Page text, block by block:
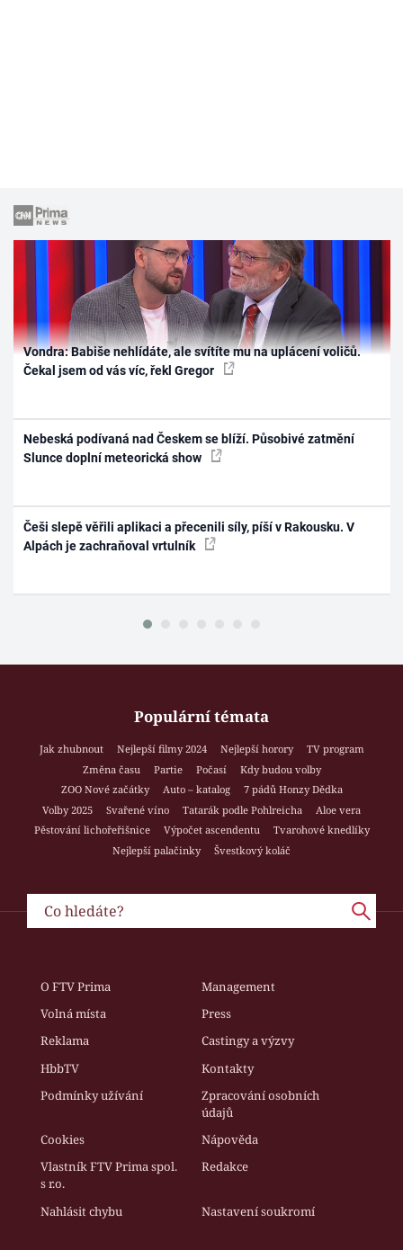
Vondra: Babiše nehlídáte, ale svítíte mu na uplácení voličů.
Čekal jsem od vás víc, řekl Gregor
Nebeská podívaná nad Českem se blíží. Působivé zatmění
Slunce doplní meteorická show
Češi slepě věřili aplikaci a přecenili síly, píší v Rakousku. V
Alpách je zachraňoval vrtulník
Populární témata
Jak zhubnout Nejlepší filmy 2024 Nejlepší horory
TV program
Změna času
Partie Počasí
Kdy budou volby
ZOO Nové začátky
Auto – katalog
7 pádů Honzy Dědka
Volby 2025
Svařené víno Tatarák podle Pohlreicha
Aloe vera
Pěstování lichořeřišnice
Výpočet ascendentu
Tvarohové knedlíky
Nejlepší palačinky
Švestkový koláč
O FTV Prima
Management
Volná místa
Press
Reklama
Castingy a výzvy
HbbTV
Kontakty
Podmínky užívání
Zpracování osobních
údajů
Cookies
Nápověda
Vlastník FTV Prima spol.
s r.o.
Redakce
Nahlásit chybu Nastavení soukromí